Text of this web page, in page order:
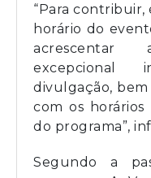
“Para contribuir,
horário do
excepcional
divulgação,
com os horários
do programa”,
Segundo a